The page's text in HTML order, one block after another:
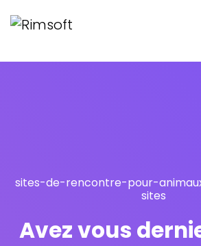
sites-de-rencontre-pour-
sites
Avez vous